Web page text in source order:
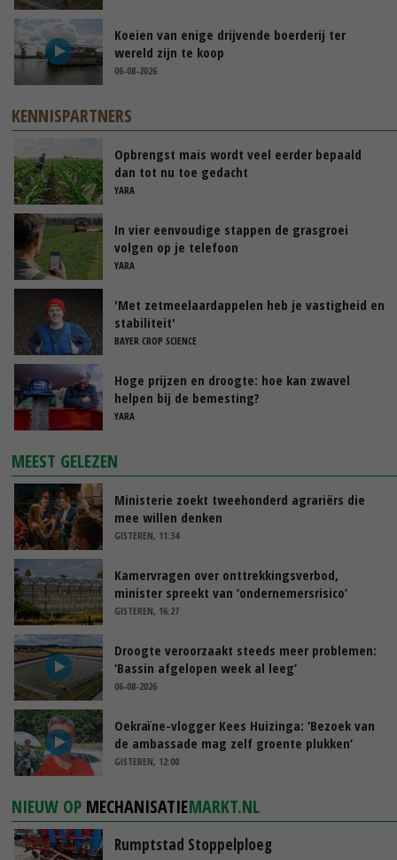
Koeien van enige drijvende boerderij ter
wereld zijn te koop
06-08-2026
KENNISPARTNERS
Opbrengst mais wordt veel eerder bepaald
dan tot nu toe gedacht
YARA
In vier eenvoudige stappen de grasgroei
volgen op je telefoon
YARA
'Met zetmeelaardappelen heb je vastigheid en
stabiliteit'
BAYER CROP SCIENCE
Hoge prijzen en droogte: hoe kan zwavel
helpen bij de bemesting?
YARA
MEEST GELEZEN
Ministerie zoekt tweehonderd agrariërs die
mee willen denken
GISTEREN, 11:34
Kamervragen over onttrekkingsverbod,
minister spreekt van ‘ondernemersrisico’
GISTEREN, 16:27
Droogte veroorzaakt steeds meer problemen:
‘Bassin afgelopen week al leeg’
06-08-2026
Oekraïne-vlogger Kees Huizinga: ‘Bezoek van
de ambassade mag zelf groente plukken’
GISTEREN, 12:00
NIEUW OP MECHANISATIEMARKT.NL
Rumptstad Stoppelploeg